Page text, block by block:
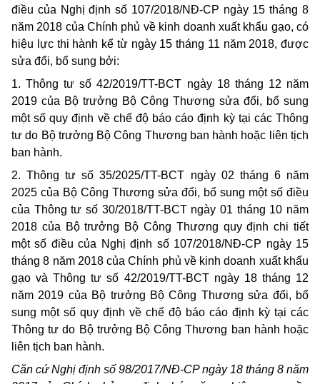
điều của Nghị định số 107/2018/NĐ-CP ngày 15 tháng 8
năm 2018 của Chính phủ về kinh doanh xuất khẩu gạo, có
hiệu lực thi hành kể từ ngày 15 tháng 11 năm 2018, được
sửa đổi, bổ sung bởi:
1. Thông tư số 42/2019/TT-BCT ngày 18 tháng 12 năm
2019 của Bộ trưởng Bộ Công Thương sửa đổi, bổ sung
một số quy định về chế độ báo cáo định kỳ tại các Thông
tư do Bộ trưởng Bộ Công Thương ban hành hoặc liên tịch
ban hành.
2. Thông tư số 35/2025/TT-BCT ngày 02 tháng 6 năm
2025 của Bộ Công Thương sửa đổi, bổ sung một số điều
của Thông tư số 30/2018/TT-BCT ngày 01 tháng 10 năm
2018 của Bộ trưởng Bộ Công Thương quy định chi tiết
một số điều của Nghị định số 107/2018/NĐ-CP ngày 15
tháng 8 năm 2018 của Chính phủ về kinh doanh xuất khẩu
gạo và Thông tư số 42/2019/TT-BCT ngày 18 tháng 12
năm 2019 của Bộ trưởng Bộ Công Thương sửa đổi, bổ
sung một số quy định về chế độ báo cáo định kỳ tại các
Thông tư do Bộ trưởng Bộ Công Thương ban hành hoặc
liên tịch ban hành.
Căn cứ Nghị định số 98/2017/NĐ-CP ngày 18 tháng 8 năm